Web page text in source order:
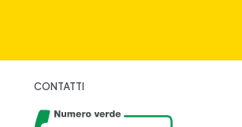
CONTATTI